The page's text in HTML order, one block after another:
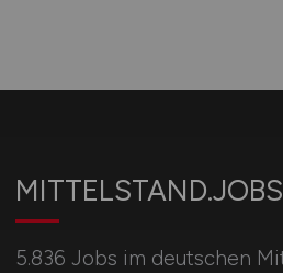
MITTELSTAND.JOBS
5.836 Jobs im deutschen